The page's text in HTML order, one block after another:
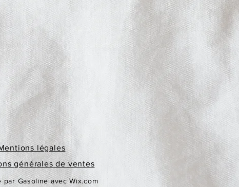
légales
générales de ventes
par Gasoline avec Wix.com